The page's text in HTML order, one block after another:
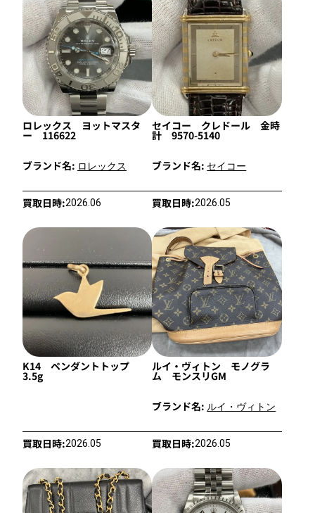
ロレックス ヨットマスタ
ー 116622
ブランド名: ロレックス
買取日時:2026.06
セイコー クレドール 金時
計 9570-5140
ブランド名: セイコー
買取日時:2026.05
K14 ペンダントトップ
3.5g
買取日時:2026.05
ルイ・ヴィトン モノグラ
ム モンスリGM
ブランド名: ルイ・ヴィトン
買取日時:2026.05